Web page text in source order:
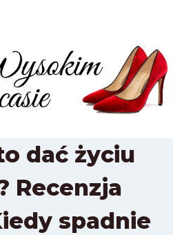
dać życiu
Recenzja
spadnie